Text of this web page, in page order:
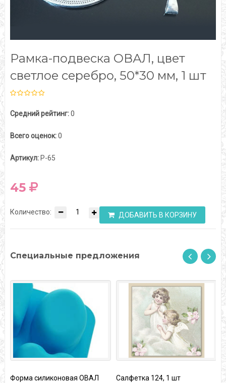
Рамка-подвеска ОВАЛ, цвет
светлое серебро, 50*30 мм, 1 шт
Средний рейтинг:0
Всего оценок:0
Артикул: Р-65
45
Количество: ДОБАВИТЬ В КОРЗИНУ
Специальные предложения
Форма силиконовая ОВАЛ
Салфетка 124, 1 шт